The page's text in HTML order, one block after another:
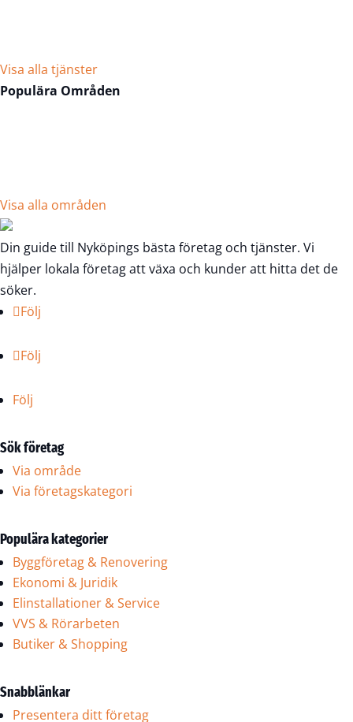
Visa alla tjänster
Populära Områden
Visa alla områden
Din guide till Nyköpings bästa företag och tjänster. Vi
hjälper lokala företag att växa och kunder att hitta det de
söker.
Följ
Följ
Följ
Sök företag
Via område
Via företagskategori
Populära kategorier
Byggföretag & Renovering
Ekonomi & Juridik
Elinstallationer & Service
VVS & Rörarbeten
Butiker & Shopping
Snabblänkar
Presentera ditt företag